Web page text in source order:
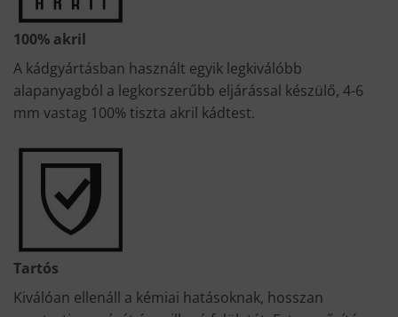
100% akril
A kádgyártásban használt egyik legkiválóbb
alapanyagból a legkorszerűbb eljárással készülő, 4-6
mm vastag 100% tiszta akril kádtest.
Tartós
Kiválóan ellenáll a kémiai hatásoknak, hosszan